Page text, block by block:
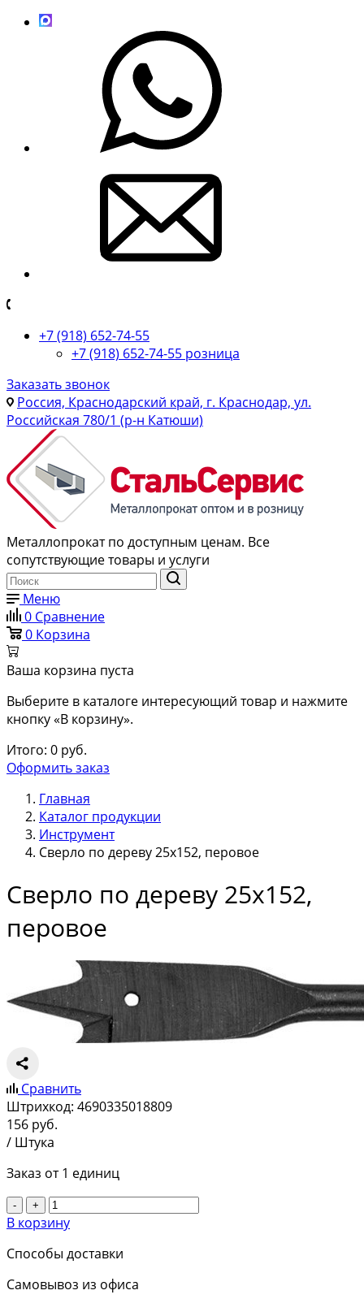
+7 (918) 652-74-55
+7 (918) 652-74-55 розница
Заказать звонок
Россия, Краснодарский край, г. Краснодар, ул.
Российская 780/1 (р-н Катюши)
Металлопрокат по доступным ценам. Все
сопутствующие товары и услуги
Меню
0 Сравнение
0 Корзина
Ваша корзина пуста
Выберите в каталоге интересующий товар и нажмите
кнопку «В корзину».
Итого: 0 руб.
Оформить заказ
Главная
Каталог продукции
Инструмент
Сверло по дереву 25х152, перовое
Сверло по дереву 25х152,
перовое
Сравнить
Штрихкод: 4690335018809
156 руб.
/ Штука
Заказ от 1 единиц
- +
В корзину
Способы доставки
Самовывоз из офиса